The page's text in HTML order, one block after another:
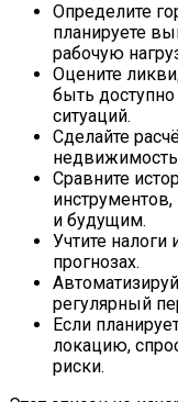
Определите
планируете
рабочую
Оцените
быть
ситуаций.
Сделайте
Сравните
и будущим.
Учтите
прогнозах.
регулярный
Если
локацию,
риски.